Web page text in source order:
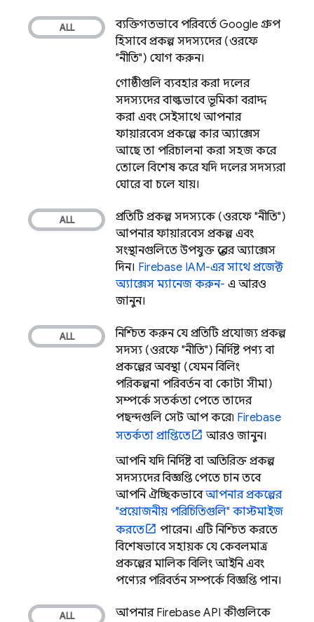
ব্যক্তিগতভাবে পরিবর্তে Google গ্রুপ
হিসাবে প্রকল্প সদস্যদের (ওরফে
"নীতি") যোগ করুন।
গোষ্ঠীগুলি ব্যবহার করা দলের
সদস্যদের বাল্কভাবে ভূমিকা বরাদ্দ
করা এবং সেইসাথে আপনার
ফায়ারবেস প্রকল্পে কার অ্যাক্সেস
আছে তা পরিচালনা করা সহজ করে
তোলে, বিশেষ করে যদি দলের সদস্যরা
ঘোরে বা চলে যায়।
প্রতিটি প্রকল্প সদস্যকে (ওরফে "নীতি")
আপনার ফায়ারবেস প্রকল্প এবং
সংস্থানগুলিতে উপযুক্ত স্তরের অ্যাক্সেস
দিন। Firebase IAM-এর সাথে প্রজেক্ট
অ্যাক্সেস ম্যানেজ করুন- এ আরও
জানুন।
নিশ্চিত করুন যে প্রতিটি প্রযোজ্য প্রকল্প
সদস্য (ওরফে "নীতি") নির্দিষ্ট পণ্য বা
প্রকল্পের অবস্থা (যেমন বিলিং
পরিকল্পনা পরিবর্তন বা কোটা সীমা)
সম্পর্কে সতর্কতা পেতে তাদের
পছন্দগুলি সেট আপ করে৷ Firebase
সতর্কতা প্রাপ্তিতে
আরও জানুন।
আপনি যদি নির্দিষ্ট বা অতিরিক্ত প্রকল্প
সদস্যদের বিজ্ঞপ্তি পেতে চান তবে
আপনি ঐচ্ছিকভাবেআপনার প্রকল্পের
"প্রয়োজনীয় পরিচিতিগুলি" কাস্টমাইজ
করতে
পারেন। এটি নিশ্চিত করতে
বিশেষভাবে সহায়ক যে কেবলমাত্র
প্রকল্পের মালিক বিলিং, আইনি এবং
পণ্যের পরিবর্তন সম্পর্কে বিজ্ঞপ্তি পান।
আপনার Firebase API কীগুলিকে